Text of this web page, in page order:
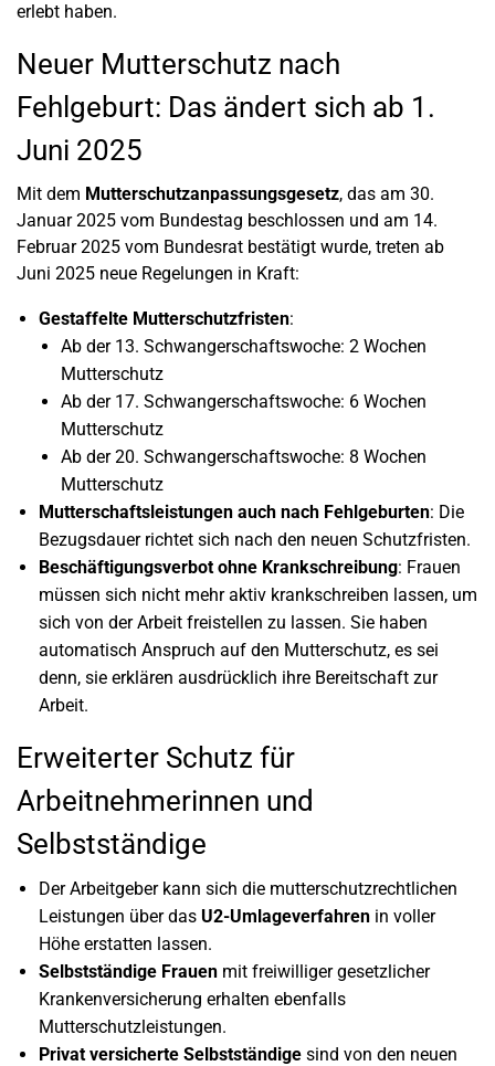
erlebt haben.
Neuer Mutterschutz nach
Fehlgeburt: Das ändert sich ab 1.
Juni 2025
Mit dem Mutterschutzanpassungsgesetz, das am 30.
Januar 2025 vom Bundestag beschlossen und am 14.
Februar 2025 vom Bundesrat bestätigt wurde, treten ab
Juni 2025 neue Regelungen in Kraft:
Gestaffelte Mutterschutzfristen:
Ab der 13. Schwangerschaftswoche: 2 Wochen
Mutterschutz
Ab der 17. Schwangerschaftswoche: 6 Wochen
Mutterschutz
Ab der 20. Schwangerschaftswoche: 8 Wochen
Mutterschutz
Mutterschaftsleistungen auch nach Fehlgeburten: Die
Bezugsdauer richtet sich nach den neuen Schutzfristen.
Beschäftigungsverbot ohne Krankschreibung: Frauen
müssen sich nicht mehr aktiv krankschreiben lassen, um
sich von der Arbeit freistellen zu lassen. Sie haben
automatisch Anspruch auf den Mutterschutz, es sei
denn, sie erklären ausdrücklich ihre Bereitschaft zur
Arbeit.
Erweiterter Schutz für
Arbeitnehmerinnen und
Selbstständige
Der Arbeitgeber kann sich die mutterschutzrechtlichen
Leistungen über das U2-Umlageverfahren in voller
Höhe erstatten lassen.
Selbstständige Frauen mit freiwilliger gesetzlicher
Krankenversicherung erhalten ebenfalls
Mutterschutzleistungen.
Privat versicherte Selbstständige sind von den neuen